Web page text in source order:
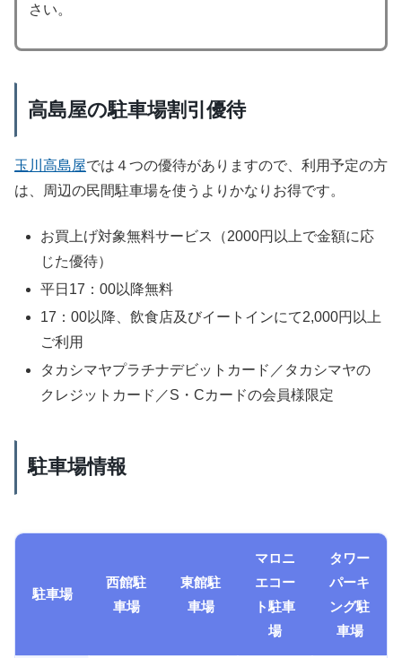
さい。
高島屋の駐車場割引優待
玉川高島屋では４つの優待がありますので、利用予定の方
は、周辺の民間駐車場を使うよりかなりお得です。
お買上げ対象無料サービス（2000円以上で金額に応
じた優待）
平日17：00以降無料
17：00以降、飲食店及びイートインにて2,000円以上
ご利用
タカシマヤプラチナデビットカード／タカシマヤの
クレジットカード／S・Cカードの会員様限定
駐車場情報
駐車場
西館駐
車場
東館駐
車場
マロニ
エコー
ト駐車
場
タワー
パーキ
ング駐
車場